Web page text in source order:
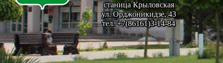
станица Крыловская
ул. Орджоникидзе, 43
тел. +7(86161)3-14-84